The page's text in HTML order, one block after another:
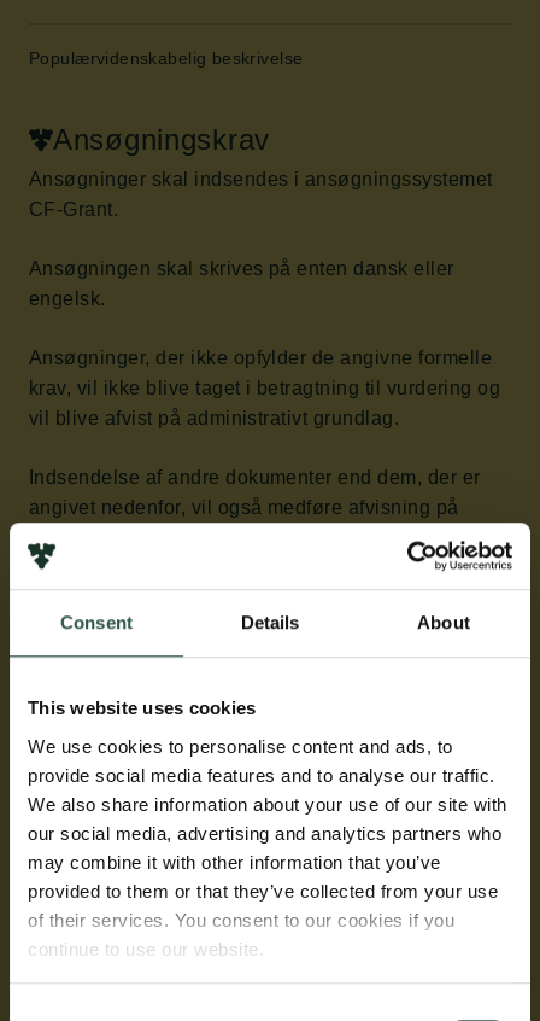
Consent Details About
This website uses cookies
We use cookies to personalise content and ads, to
provide social media features and to analyse our traffic.
We also share information about your use of our site with
our social media, advertising and analytics partners who
may combine it with other information that you’ve
provided to them or that they’ve collected from your use
of their services. You consent to our cookies if you
continue to use our website.
Populærvidenskabelig beskrivelse
Ansøgningskrav
Ansøgninger skal indsendes i ansøgningssystemet
CF-Grant.
Ansøgningen skal skrives på enten dansk eller
engelsk.
Ansøgninger, der ikke opfylder de angivne formelle
krav, vil ikke blive taget i betragtning til vurdering og
vil blive afvist på administrativt grundlag.
Indsendelse af andre dokumenter end dem, der er
angivet nedenfor, vil også medføre afvisning på
administrativt grundlag.
Valg af forkert type bevilling i CF-Grant vil ligeledes
medføre afvisning på administrativt grundlag.
Påkrævede dokumenter, der skal vedhæftes
ansøgningsskemaet:
Projektbeskrivelse
To A4-sider
Produktions- og distributionsplan
Én A4-side i Carlsbergfondets skabelon
Budget
Carlsbergfondets budgetskabelon
Curriculum vitae / beskrivelse af organisation